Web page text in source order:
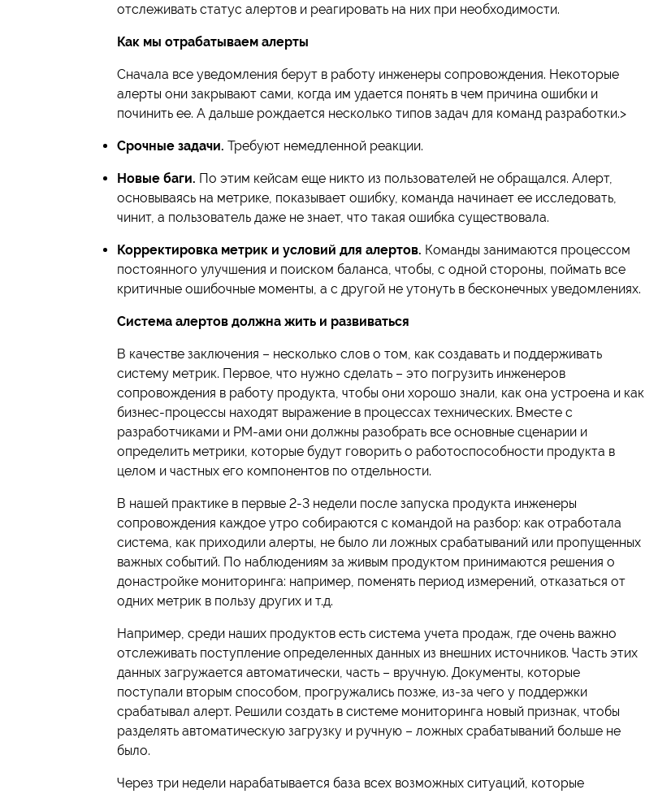
отслеживать статус алертов и реагировать на них при необходимости.
Как мы отрабатываем алерты
Сначала все уведомления берут в работу инженеры сопровождения. Некоторые
алерты они закрывают сами, когда им удается понять в чем причина ошибки и
починить ее. А дальше рождается несколько типов задач для команд разработки.>
Срочные задачи. Требуют немедленной реакции.
Новые баги. По этим кейсам еще никто из пользователей не обращался. Алерт,
основываясь на метрике, показывает ошибку, команда начинает ее исследовать,
чинит, а пользователь даже не знает, что такая ошибка существовала.
Корректировка метрик и условий для алертов. Команды занимаются процессом
постоянного улучшения и поиском баланса, чтобы, с одной стороны, поймать все
критичные ошибочные моменты, а с другой не утонуть в бесконечных уведомлениях.
Система алертов должна жить и развиваться
В качестве заключения – несколько слов о том, как создавать и поддерживать
систему метрик. Первое, что нужно сделать – это погрузить инженеров
сопровождения в работу продукта, чтобы они хорошо знали, как она устроена и как
бизнес-процессы находят выражение в процессах технических. Вместе с
разработчиками и PM-ами они должны разобрать все основные сценарии и
определить метрики, которые будут говорить о работоспособности продукта в
целом и частных его компонентов по отдельности.
В нашей практике в первые 2-3 недели после запуска продукта инженеры
сопровождения каждое утро собираются с командой на разбор: как отработала
система, как приходили алерты, не было ли ложных срабатываний или пропущенных
важных событий. По наблюдениям за живым продуктом принимаются решения о
донастройке мониторинга: например, поменять период измерений, отказаться от
одних метрик в пользу других и т.д.
Например, среди наших продуктов есть система учета продаж, где очень важно
отслеживать поступление определенных данных из внешних источников. Часть этих
данных загружается автоматически, часть – вручную. Документы, которые
поступали вторым способом, прогружались позже, из-за чего у поддержки
срабатывал алерт. Решили создать в системе мониторинга новый признак, чтобы
разделять автоматическую загрузку и ручную – ложных срабатываний больше не
было.
Через три недели нарабатывается база всех возможных ситуаций, которые